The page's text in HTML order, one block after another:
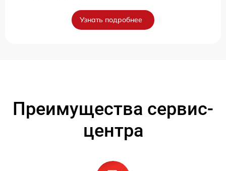
Узнать подробнее
Преимущества сервис-
центра